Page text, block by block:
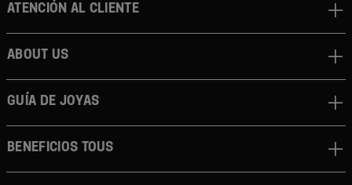
Atención al cliente
About us
Guía de joyas
Beneficios TOUS